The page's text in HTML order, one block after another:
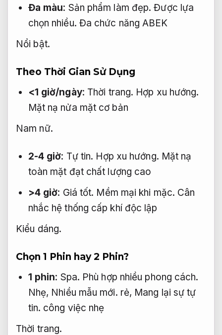
Đa màu: Sản phẩm làm đẹp. Được lựa
chọn nhiều. Đa chức năng ABEK
Nổi bật.
Theo Thời Gian Sử Dụng
<1 giờ/ngày: Thời trang. Hợp xu hướng.
Mặt nạ nửa mặt cơ bản
Nam nữ.
2-4 giờ: Tự tin. Hợp xu hướng. Mặt nạ
toàn mặt đạt chất lượng cao
>4 giờ: Giá tốt. Mềm mại khi mặc. Cân
nhắc hệ thống cấp khí độc lập
Kiểu dáng.
Chọn 1 Phin hay 2 Phin?
1 phin: Spa. Phù hợp nhiều phong cách.
Nhẹ, Nhiều mẫu mới. rẻ, Mang lại sự tự
tin. công việc nhẹ
Thời trang.